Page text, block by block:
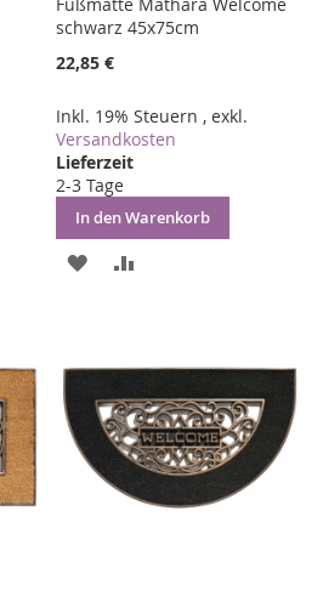
Fußmatte Mathara Welcome
schwarz 45x75cm
22,85 €
Inkl. 19% Steuern ,exkl.
Versandkosten
Lieferzeit
2-3 Tage
In den Warenkorb
ZUR